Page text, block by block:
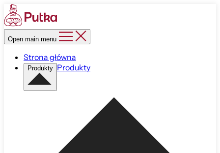
Open main menu
Strona główna
Produkty Produkty